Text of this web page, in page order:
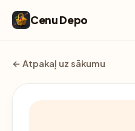
Cenu Depo
← Atpakaļ uz sākumu